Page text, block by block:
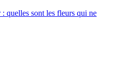
quelles sont les fleurs qui ne